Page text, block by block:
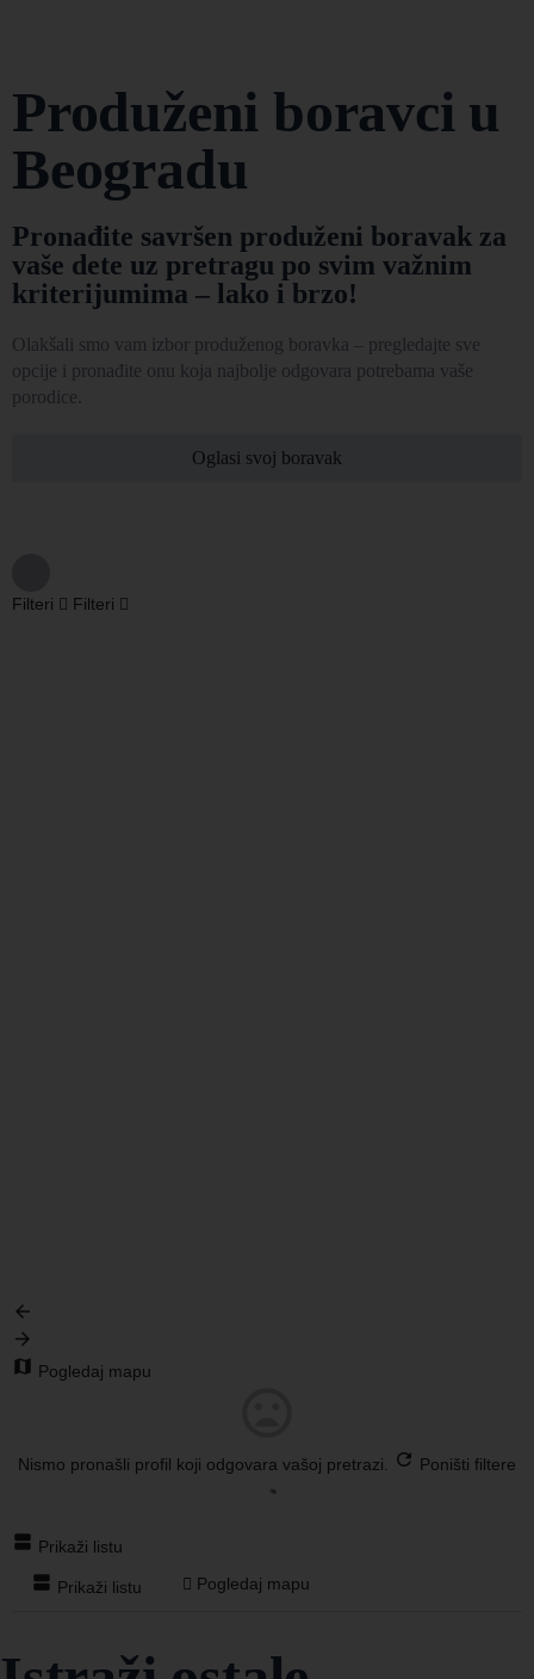
Produženi boravci u
Beogradu
Pronađite savršen produženi boravak za
vaše dete uz pretragu po svim važnim
kriterijumima – lako i brzo!
Olakšali smo vam izbor produženog boravka – pregledajte sve
opcije i pronađite onu koja najbolje odgovara potrebama vaše
porodice.
Oglasi svoj boravak
Filteri Filteri
Pogledaj mapu
Nismo pronašli profil koji odgovara vašoj pretrazi. Poništi filtere
Prikaži listu
Prikaži listu Pogledaj mapu